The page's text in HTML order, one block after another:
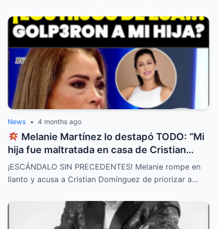
News • 4 months ago
Melanie Martínez lo destapó TODO: “Mi
hija fue maltratada en casa de Cristian
Domínguez y él lo permitió”
¡ESCÁNDALO SIN PRECEDENTES! Melanie rompe en
llanto y acusa a Cristian Domínguez de priorizar a…